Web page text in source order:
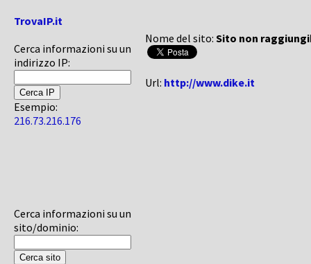
TrovaIP.it
Cerca informazioni su un
indirizzo IP:
Esempio:
216.73.216.176
Cerca informazioni su un
sito/dominio:
Nome del sito: Sito non
Url: http://www.dike.it